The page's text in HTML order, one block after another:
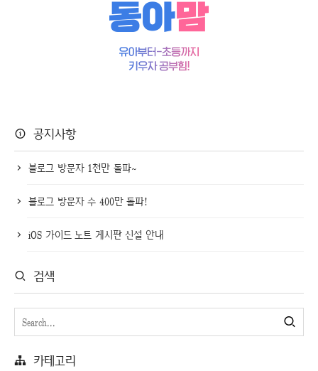
공지사항
블로그 방문자 1천만 돌파~
블로그 방문자 수 400만 돌파!
iOS 가이드 노트 게시판 신설 안내
검색
카테고리